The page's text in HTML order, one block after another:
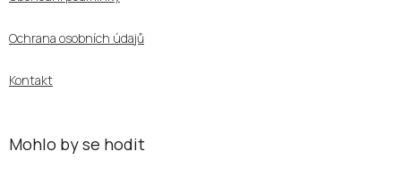
Ochrana osobních údajů
Kontakt
Mohlo by se hodit